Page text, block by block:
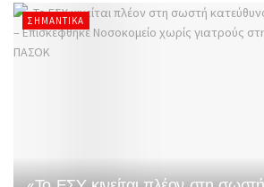
ΣΗΜΑΝΤΙΚΆ